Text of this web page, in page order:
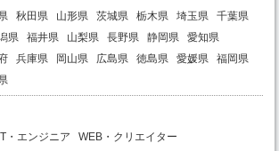
秋田県 山形県 茨城県 栃木県 埼玉県
千葉県
県 福井県 山梨県 長野県 静岡県
愛知県
兵庫県 岡山県 広島県 徳島県 愛媛県
福岡県
IT・エンジニア
WEB・クリエイター